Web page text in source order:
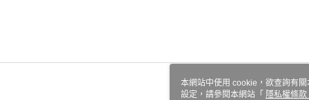
本網站中使用 cookie，欲查詢有
設定，請參閱本網站「 隱私權條款